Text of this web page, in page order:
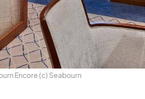
En­core (c) Sea­bourn